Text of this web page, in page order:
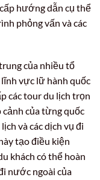
hướng dẫn cụ thể
phỏng vấn và các
của nhiều tổ
vực lữ hành quốc
các tour du lịch trọn
cảnh của từng quốc
và các dịch vụ đi
tạo điều kiện
khách có thể hoàn
nước ngoài của